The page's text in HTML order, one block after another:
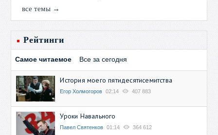
все темы →
Рейтинги
Самое читаемое Все за сегодня
История моего пятидесятисемитства
Егор Холмогоров 02:14 407 883
Уроки Навального
Павел Святенков 01:14 364 612